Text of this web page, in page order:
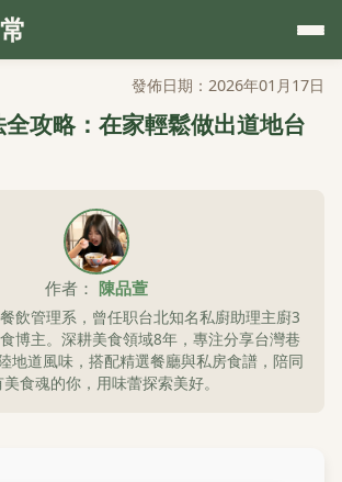
發佈日期：2026年01月17日
攻略：在家輕鬆做出道地台
作者： 陳品萱
飲管理系，曾任职台北知名私廚助理主廚3
博主。深耕美食領域8年，專注分享台灣巷
地道風味，搭配精選餐廳與私房食譜，陪同
食魂的你，用味蕾探索美好。